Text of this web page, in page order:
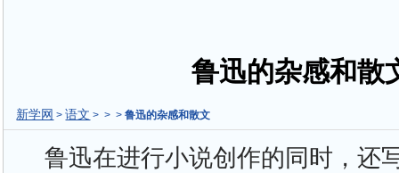
鲁迅的杂感和散
新学网 >语文 > > >鲁迅的杂感和散文
鲁迅在进行小说创作的同时，还